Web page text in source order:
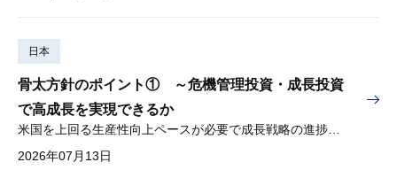
日本
骨太方針のポイント① ～危機管理投資・成長投資
で高成長を実現できるか
米国を上回る生産性向上ペースが必要で成長戦略の進捗管理も課題
2026年07月13日